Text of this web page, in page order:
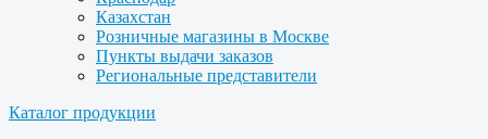
Казахстан
Розничные магазины в Москве
Пункты выдачи заказов
Региональные представители
Каталог продукции